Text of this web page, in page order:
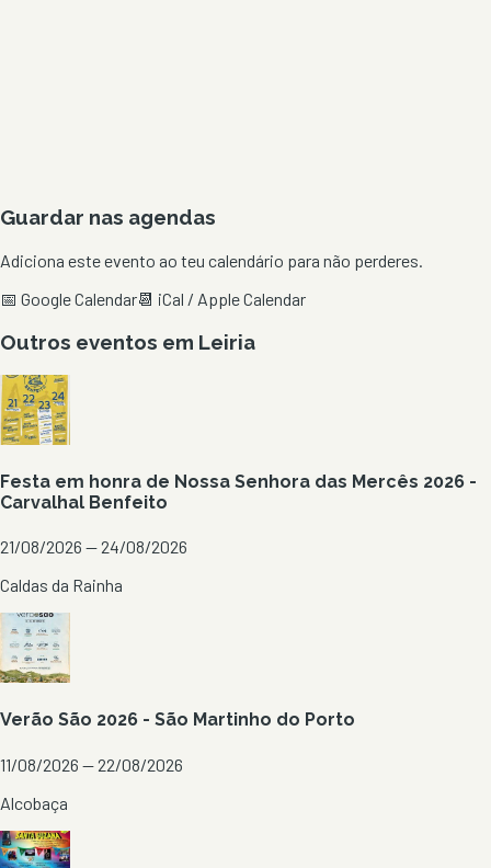
Guardar nas agendas
Adiciona este evento ao teu calendário para não perderes.
📅 Google Calendar📆 iCal / Apple Calendar
Outros eventos em Leiria
Festa em honra de Nossa Senhora das Mercês 2026 -
Carvalhal Benfeito
21/08/2026 — 24/08/2026
Caldas da Rainha
Verão São 2026 - São Martinho do Porto
11/08/2026 — 22/08/2026
Alcobaça